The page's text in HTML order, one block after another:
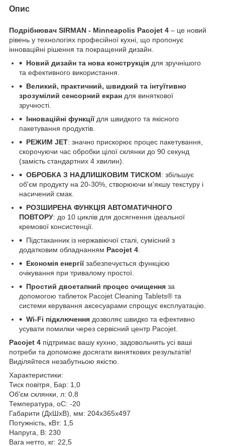
Опис
Подрібнювач SIRMAN - Minneapolis Pacojet 4 – це новий
рівень у технологіях професійної кухні, що пропонує
інноваційні рішення та покращений дизайн.
Новий дизайн та нова конструкція для зручнішого
та ефективного використання.
Великий, практичний, швидкий та інтуїтивно
зрозумілий сенсорний екран для виняткової
зручності.
Інноваційні функціїдля швидкого та якісного
пакетування продуктів.
РЕЖИМ JET: значно прискорює процес пакетування,
скорочуючи час обробки цілої склянки до 90 секунд
(замість стандартних 4 хвилин).
ОБРОБКА З НАДЛИШКОВИМ ТИСКОМ: збільшує
об'єм продукту на 20-30%, створюючи м'якшу текстуру і
насичений смак.
РОЗШИРЕНА ФУНКЦІЯ АВТОМАТИЧНОГО
ПОВТОРУ: до 10 циклів для досягнення ідеальної
кремової консистенції.
Підстаканник із нержавіючої сталі, сумісний з
додатковим обладнанням Pacojet 4
Економія енергіїзабезпечується функцією
очікування при тривалому простої.
Простий двоетапний процес очищення за
допомогою таблеток Pacojet Cleaning Tablets® та
системи керування аксесуарами спрощує експлуатацію.
Wi-Fi підключення дозволяє швидко та ефективно
усувати помилки через сервісний центр Pacojet.
Pacojet 4 підтримає вашу кухню, задовольнить усі ваші
потреби та допоможе досягати виняткових результатів!
Виділяйтеся незабутньою якістю.
Характеристики:
Тиск повітря, Бар: 1,0
Об'єм склянки, л: 0,8
Температура, оС: -20
Габарити (ДхШхВ), мм: 204х365х497
Потужність, кВт: 1,5
Напруга, В: 230
Вага нетто, кг: 22,5